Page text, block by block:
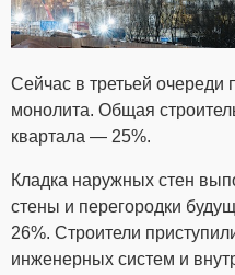
Сейчас в третьей очереди
монолита. Общая
квартала — 25%.
Кладка наружных стен
стены и перегородки
26%. Строители
инженерных систем и